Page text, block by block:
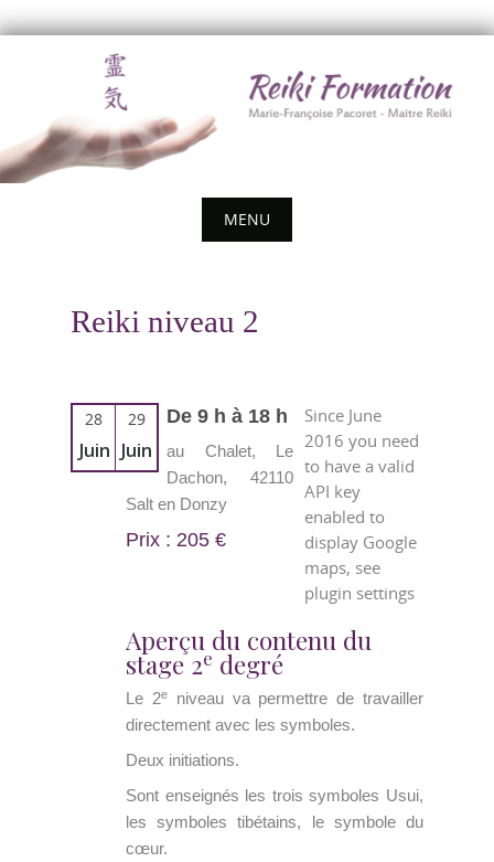
MENU
Reiki niveau 2
28
Juin
29
Juin
Since June
2016 you need
to have a valid
API key
enabled to
display Google
maps, see
plugin settings
De 9 h à 18 h
au Chalet, Le
Dachon, 42110
Salt en Donzy
Prix : 205 €
Aperçu du contenu du
stage 2e degré
Le 2eniveau va permettre de travailler
directement avec les symboles.
Deux initiations.
Sont enseignés les trois symboles Usui,
les symboles tibétains, le symbole du
cœur.